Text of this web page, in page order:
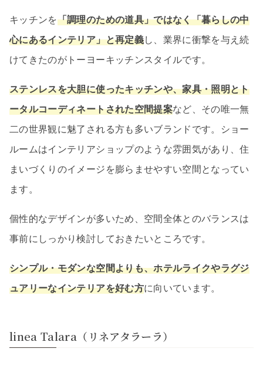
キッチンを「調理のための道具」ではなく「暮らしの中
心にあるインテリア」と再定義し、業界に衝撃を与え続
けてきたのがトーヨーキッチンスタイルです。
ステンレスを大胆に使ったキッチンや、家具・照明とト
ータルコーディネートされた空間提案など、その唯一無
二の世界観に魅了される方も多いブランドです。ショー
ルームはインテリアショップのような雰囲気があり、住
まいづくりのイメージを膨らませやすい空間となってい
ます。
個性的なデザインが多いため、空間全体とのバランスは
事前にしっかり検討しておきたいところです。
シンプル・モダンな空間よりも、ホテルライクやラグジ
ュアリーなインテリアを好む方に向いています。
linea Talara（リネアタラーラ）